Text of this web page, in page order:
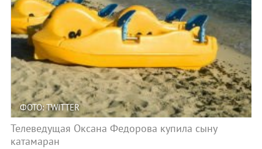
ФОТО: TWITTER
Телеведущая Оксана Федорова купила сыну
катамаран